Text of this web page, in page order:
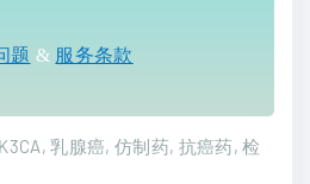
题 & 服务条款
乳腺癌 仿制药 抗癌药 检